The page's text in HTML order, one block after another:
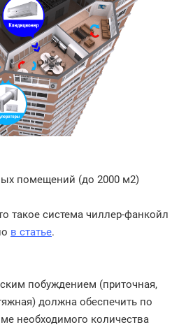
помещений (до 2000 м2)
такое система чиллер-фанкойл
в статье.
побуждением (приточная,
должна обеспечить по
необходимого количества